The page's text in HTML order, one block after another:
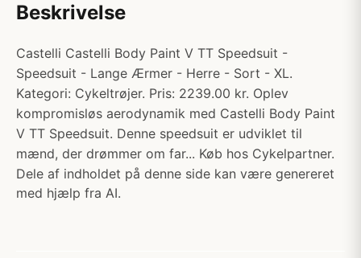
Beskrivelse
Castelli Castelli Body Paint V TT Speedsuit -
Speedsuit - Lange Ærmer - Herre - Sort - XL.
Kategori: Cykeltrøjer. Pris: 2239.00 kr. Oplev
kompromisløs aerodynamik med Castelli Body Paint
V TT Speedsuit. Denne speedsuit er udviklet til
mænd, der drømmer om far... Køb hos Cykelpartner.
Dele af indholdet på denne side kan være genereret
med hjælp fra AI.